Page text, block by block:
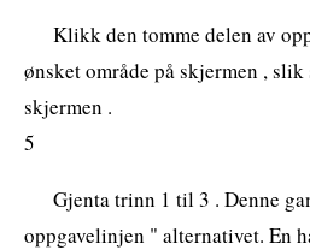
Klikk den tomme delen av
ønsket område på skjermen ,
skjermen .
5
Gjenta trinn 1 til 3 . Denne
oppgavelinjen " alternativet. En